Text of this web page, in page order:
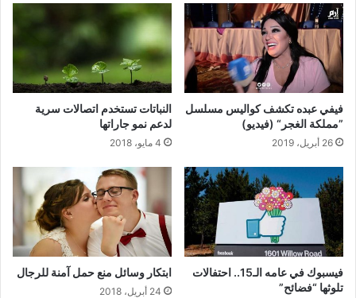
فيفي عبده تكشف كواليس مسلسل
”مملكة الغجر“ (فيديو)
26 أبريل، 2019
النباتات تستخدم اتصالات سرية
لدعم نمو جاراتها
4 مايو، 2018
فيسبوك في عامه الـ15.. احتفالات
تلوثها “فضائح”
ابتكار وسائل منع حمل آمنة للرجال
24 أبريل، 2018